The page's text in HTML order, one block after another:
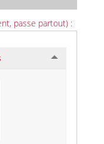
passe partout) :